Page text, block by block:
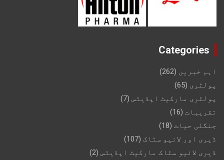
Categories
اہم خبریں (262)
پولٹری (65)
پولٹری مارکیٹ اپڈیٹس (7)
تقریبات (16)
جنگلی حیات (18)
ڈیری اور لائیو سٹاک (107)
ڈیری لائیو سٹاک مارکیٹ اپڈیٹس (2)